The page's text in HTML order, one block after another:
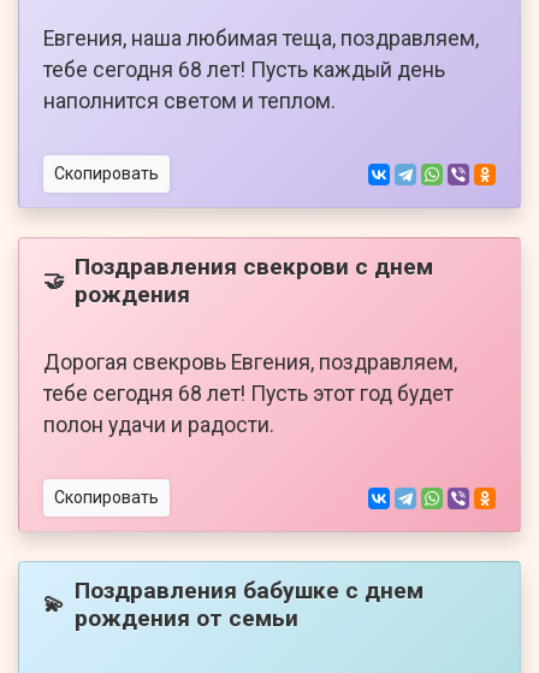
Евгения, наша любимая теща, поздравляем,
тебе сегодня 68 лет! Пусть каждый день
наполнится светом и теплом.
Скопировать
🤝 Поздравления свекрови с днем
рождения
Дорогая свекровь Евгения, поздравляем,
тебе сегодня 68 лет! Пусть этот год будет
полон удачи и радости.
Скопировать
💫 Поздравления бабушке с днем
рождения от семьи